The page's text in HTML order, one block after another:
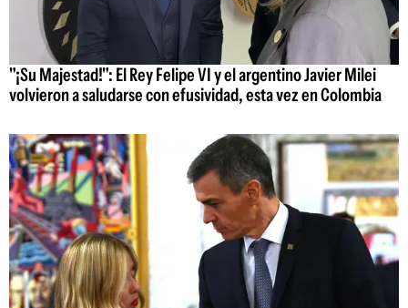
"¡Su Majestad!": El Rey Felipe VI y el argentino Javier Milei
volvieron a saludarse con efusividad, esta vez en Colombia